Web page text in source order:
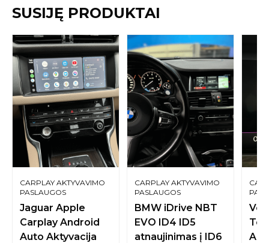
SUSIJĘ PRODUKTAI
CARPLAY AKTYVAVIMO
PASLAUGOS
Jaguar Apple
Carplay Android
Auto Aktyvacija
CARPLAY AKTYVAVIMO
PASLAUGOS
BMW iDrive NBT
EVO ID4 ID5
atnaujinimas į ID6